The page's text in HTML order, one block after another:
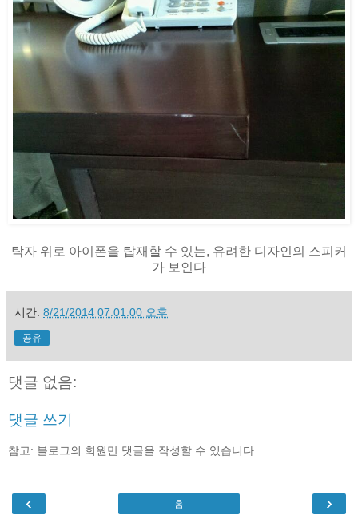
탁자 위로 아이폰을 탑재할 수 있는, 유려한 디자인의 스피커
가 보인다
시간: 8/21/2014 07:01:00 오후
공유
댓글 없음:
댓글 쓰기
참고: 블로그의 회원만 댓글을 작성할 수 있습니다.
‹ ›
홈